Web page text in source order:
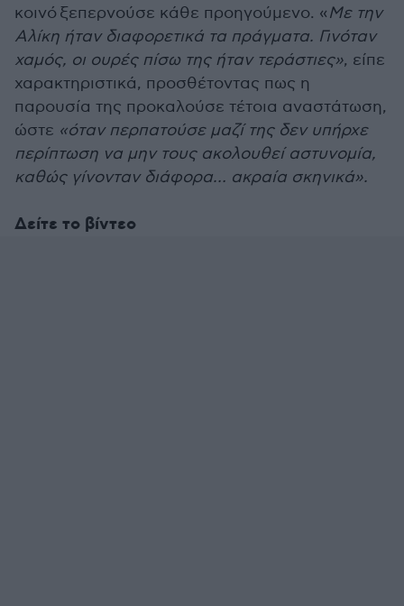
κοινό ξεπερνούσε κάθε προηγούμενο. «Με την
Αλίκη ήταν διαφορετικά τα πράγματα. Γινόταν
χαμός, οι ουρές πίσω της ήταν τεράστιες», είπε
χαρακτηριστικά, προσθέτοντας πως η
παρουσία της προκαλούσε τέτοια αναστάτωση,
ώστε «όταν περπατούσε μαζί της δεν υπήρχε
περίπτωση να μην τους ακολουθεί αστυνομία,
καθώς γίνονταν διάφορα… ακραία σκηνικά».
Δείτε το βίντεο